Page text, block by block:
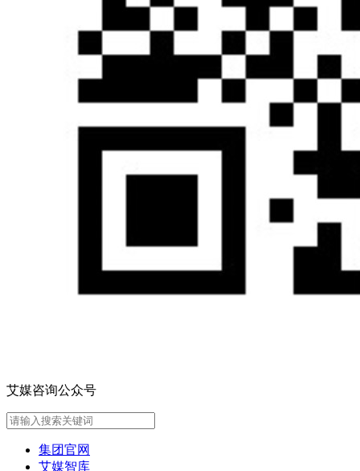
艾媒咨询公众号
集团官网
艾媒智库